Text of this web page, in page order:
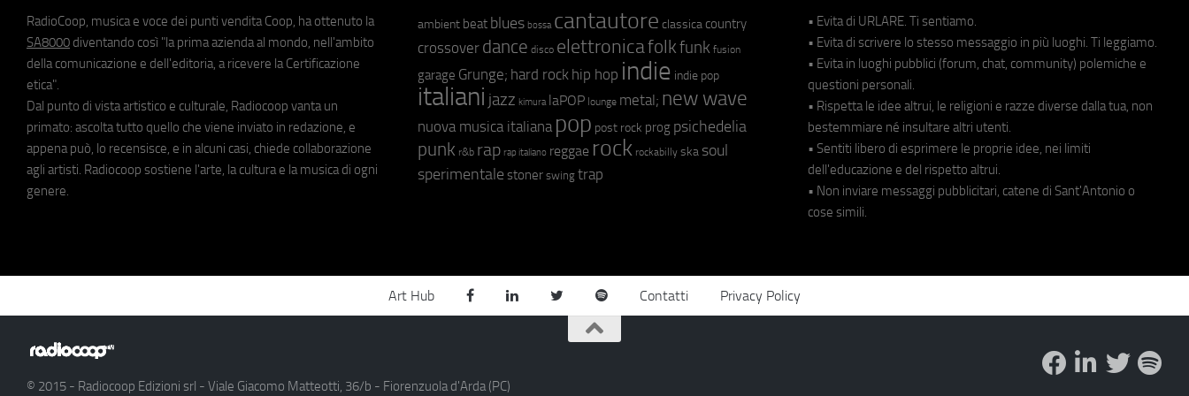
RadioCoop, musica e voce dei punti vendita Coop, ha ottenuto la
SA8000 diventando così "la prima azienda al mondo, nell'ambito
della comunicazione e dell'editoria, a ricevere la Certificazione
etica".
Dal punto di vista artistico e culturale, Radiocoop vanta un
primato: ascolta tutto quello che viene inviato in redazione, e
appena può, lo recensisce, e in alcuni casi, chiede collaborazione
agli artisti. Radiocoop sostiene l'arte, la cultura e la musica di ogni
genere.
ambient beat blues bossa cantautore classica country
crossover dance disco elettronicafolkfunk fusion
garage Grunge; hard rock hip hop indie indie pop
italiani jazz kimura laPOP lounge metal; new wave
nuova musica italiana pop post rock prog psichedelia
punk r&b rap rap italiano reggae rock rockabilly ska soul
sperimentale stoner swing trap
• Evita di URLARE. Ti sentiamo.
• Evita di scrivere lo stesso messaggio in più luoghi. Ti leggiamo.
• Evita in luoghi pubblici (forum, chat, community) polemiche e
questioni personali.
• Rispetta le idee altrui, le religioni e razze diverse dalla tua, non
bestemmiare né insultare altri utenti.
• Sentiti libero di esprimere le proprie idee, nei limiti
dell'educazione e del rispetto altrui.
• Non inviare messaggi pubblicitari, catene di Sant'Antonio o
cose simili.
Art Hub Contatti Privacy Policy
© 2015 - Radiocoop Edizioni srl - Viale Giacomo Matteotti, 36/b - Fiorenzuola d'Arda (PC)